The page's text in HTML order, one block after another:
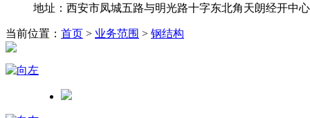
地址：西安市凤城五路与明光路十字东北角天朗经开中
当前位置： 首页 > 业务范围 > 钢结构